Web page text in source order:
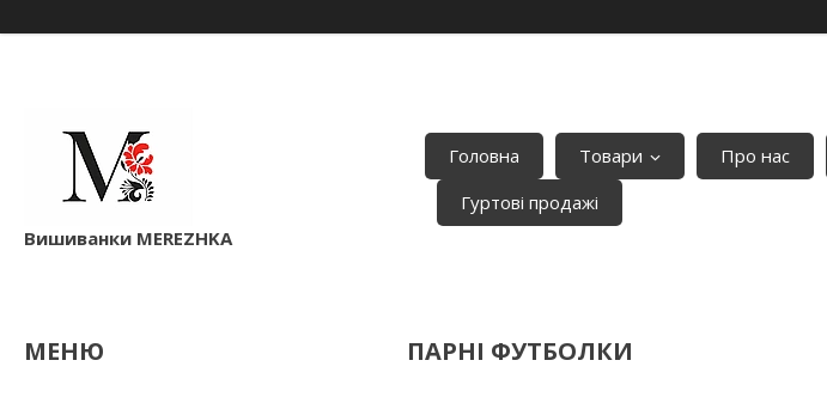
Вишиванки MEREZHKA
Головна Товари Про нас
Гуртові продажі
ПАРНІ ФУТБОЛКИ